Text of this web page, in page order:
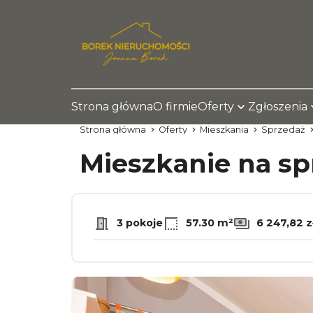
Strona głównaO firmieOferty Zgłoszenia
Strona główna Oferty Mieszkania Sprzedaż
Mieszkanie na
3 pokoje 57.30 m² 6 247,82